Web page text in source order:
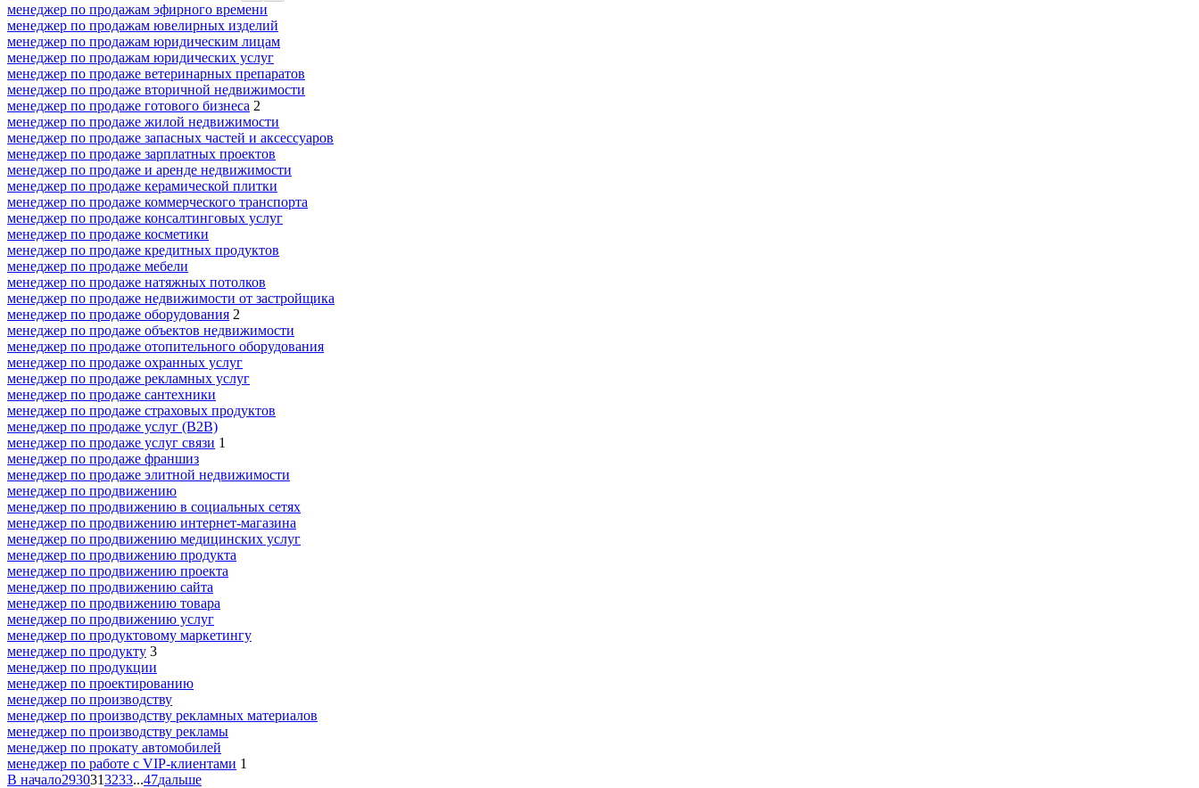
менеджер по продажам эфирного времени
менеджер по продажам ювелирных изделий
менеджер по продажам юридическим лицам
менеджер по продажам юридических услуг
менеджер по продаже ветеринарных препаратов
менеджер по продаже вторичной недвижимости
менеджер по продаже готового бизнеса 2
менеджер по продаже жилой недвижимости
менеджер по продаже запасных частей и аксессуаров
менеджер по продаже зарплатных проектов
менеджер по продаже и аренде недвижимости
менеджер по продаже керамической плитки
менеджер по продаже коммерческого транспорта
менеджер по продаже консалтинговых услуг
менеджер по продаже косметики
менеджер по продаже кредитных продуктов
менеджер по продаже мебели
менеджер по продаже натяжных потолков
менеджер по продаже недвижимости от застройщика
менеджер по продаже оборудования 2
менеджер по продаже объектов недвижимости
менеджер по продаже отопительного оборудования
менеджер по продаже охранных услуг
менеджер по продаже рекламных услуг
менеджер по продаже сантехники
менеджер по продаже страховых продуктов
менеджер по продаже услуг (B2B)
менеджер по продаже услуг связи 1
менеджер по продаже франшиз
менеджер по продаже элитной недвижимости
менеджер по продвижению
менеджер по продвижению в социальных сетях
менеджер по продвижению интернет-магазина
менеджер по продвижению медицинских услуг
менеджер по продвижению продукта
менеджер по продвижению проекта
менеджер по продвижению сайта
менеджер по продвижению товара
менеджер по продвижению услуг
менеджер по продуктовому маркетингу
менеджер по продукту 3
менеджер по продукции
менеджер по проектированию
менеджер по производству
менеджер по производству рекламных материалов
менеджер по производству рекламы
менеджер по прокату автомобилей
менеджер по работе с VIP-клиентами 1
В начало2930313233...47дальше